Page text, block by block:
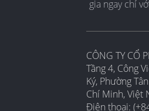
gia ngay chỉ
CÔNG TY CỔ
Tầng 4, Công
Ký, Phường
Chí Minh, Việt
Điện thoại: